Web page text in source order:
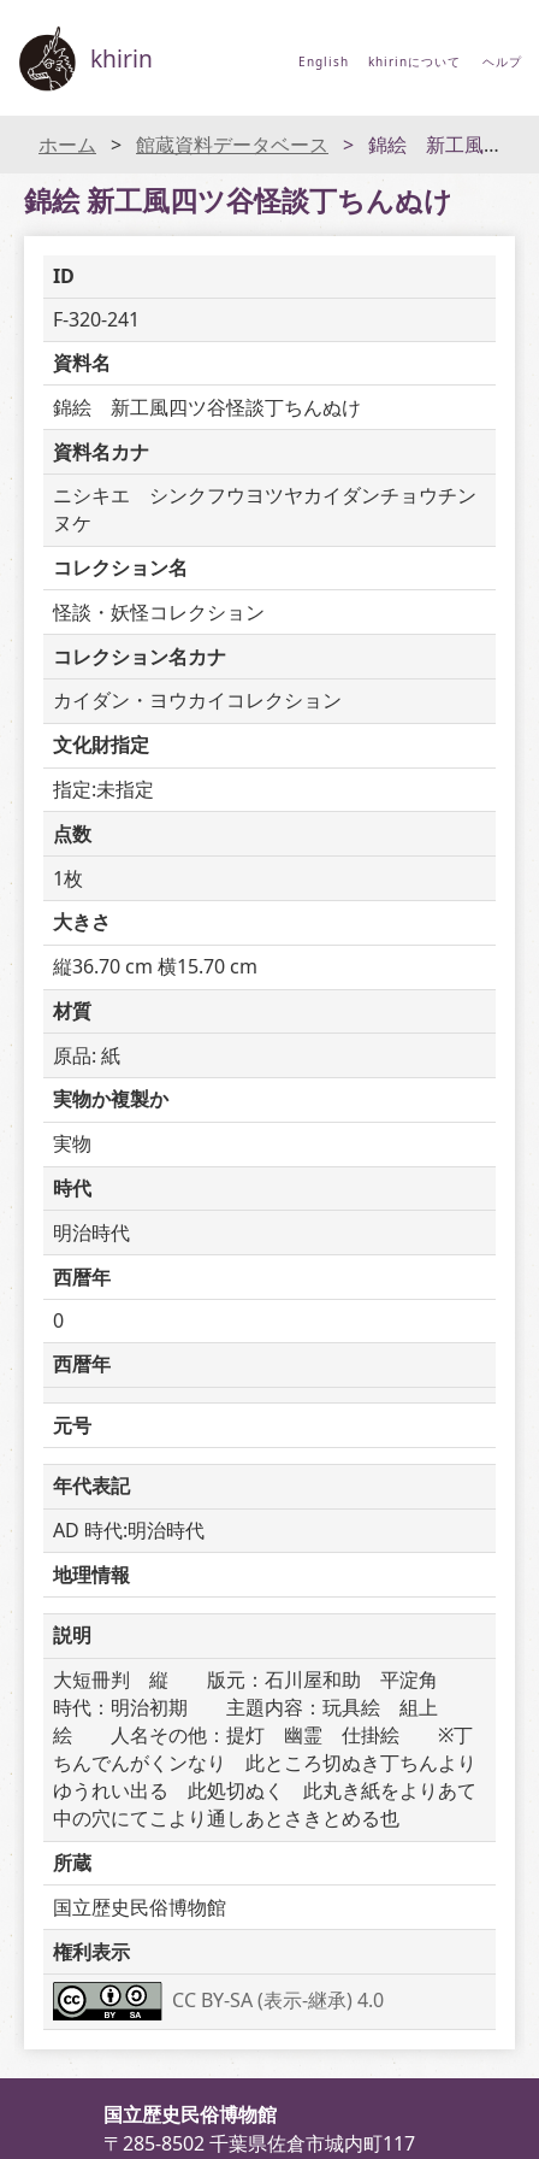
khirin English khirinについて ヘルプ
ホーム 館蔵資料データベース 錦絵 新工風四ツ谷怪談丁ちんぬけ
錦絵 新工風四ツ谷怪談丁ちんぬけ
ID
F-320-241
資料名
錦絵　新工風四ツ谷怪談丁ちんぬけ
資料名カナ
ニシキエ　シンクフウヨツヤカイダンチョウチン
ヌケ
コレクション名
怪談・妖怪コレクション
コレクション名カナ
カイダン・ヨウカイコレクション
文化財指定
指定:未指定
点数
1枚
大きさ
縦36.70 cm 横15.70 cm
材質
原品: 紙
実物か複製か
実物
時代
明治時代
西暦年
0
西暦年
元号
年代表記
AD 時代:明治時代
地理情報
説明
大短冊判　縦　　版元：石川屋和助　平淀角
時代：明治初期　　主題内容：玩具絵　組上
絵　　人名その他：提灯　幽霊　仕掛絵　　※丁
ちんでんがくンなり　此ところ切ぬき丁ちんより
ゆうれい出る　此処切ぬく　此丸き紙をよりあて
中の穴にてこより通しあとさきとめる也
所蔵
国立歴史民俗博物館
権利表示
CC BY-SA (表示-継承) 4.0
国立歴史民俗博物館
〒285-8502 千葉県佐倉市城内町117